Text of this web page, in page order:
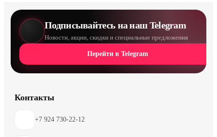
Подписывайтесь на наш Telegram
Новости, акции, скидки и специальные предложения
Перейти в Telegram
Контакты
+7 924 730-22-12